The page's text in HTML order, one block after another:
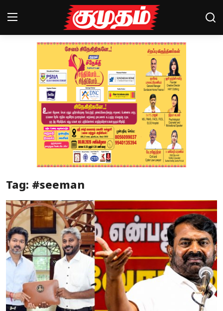
Magazines
Special Story
Business
Crime
Tamilnadu
National
Tag: #seeman